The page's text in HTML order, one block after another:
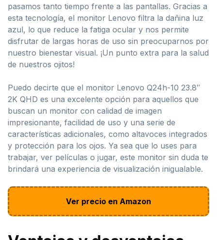
pasamos tanto tiempo frente a las pantallas. Gracias a
esta tecnología, el monitor Lenovo filtra la dañina luz
azul, lo que reduce la fatiga ocular y nos permite
disfrutar de largas horas de uso sin preocuparnos por
nuestro bienestar visual. ¡Un punto extra para la salud
de nuestros ojitos!
Puedo decirte que el monitor Lenovo Q24h-10 23.8″
2K QHD es una excelente opción para aquellos que
buscan un monitor con calidad de imagen
impresionante, facilidad de uso y una serie de
características adicionales, como altavoces integrados
y protección para los ojos. Ya sea que lo uses para
trabajar, ver películas o jugar, este monitor sin duda te
brindará una experiencia de visualización inigualable.
Ver precio en Amazon